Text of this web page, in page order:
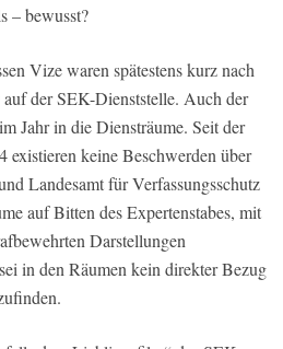
– bewusst?
Vize waren spätestens kurz nach
der SEK-Dienststelle. Auch der
Jahr in die Diensträume. Seit der
existieren keine Beschwerden über
Landesamt für Verfassungsschutz
auf Bitten des Expertenstabes, mit
Darstellungen
in den Räumen kein direkter Bezug